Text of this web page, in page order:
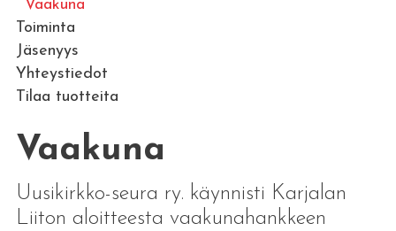
Vaakuna
Toiminta
Jäsenyys
Yhteystiedot
Tilaa tuotteita
Vaakuna
Uusikirkko-seura ry. käynnisti Karjalan
Liiton aloitteesta vaakunahankkeen